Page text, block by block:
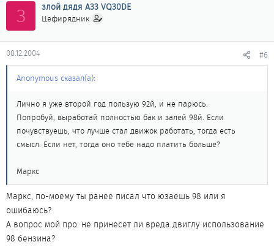
З злой дядя A33 VQ30DE
Цефирядник
08.12.2004 #6
Anonymous сказал(а):
Лично я уже второй год пользую 92й, и не парюсь.
Попробуй, выработай полностью бак и залей 98й. Если
почувствуешь, что лучше стал движок работать, тогда есть
смысл. Если нет, тогда оно тебе надо платить больше?
Маркс
Маркс, по-моему ты ранее писал что юзаешь 98 или я
ошибаюсь?
А вопрос мой про: не принесет ли вреда двиглу использование
98 бензина?